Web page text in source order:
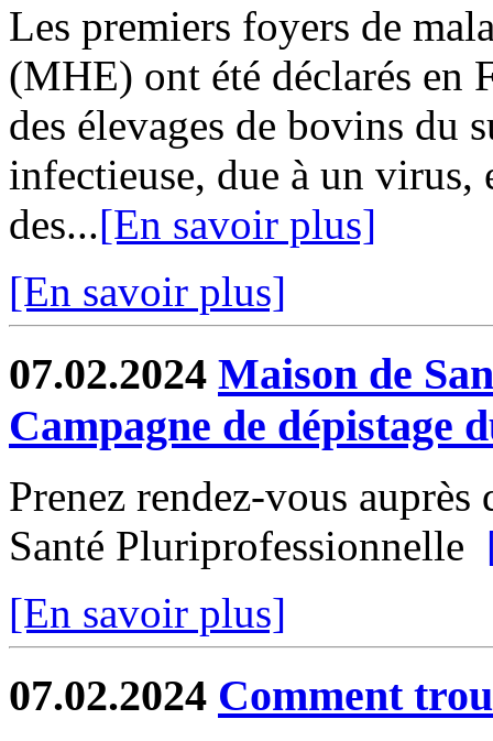
Les premiers foyers de
(MHE) ont été déclarés en
des élevages de bovins du
infectieuse, due à un virus,
des...[En savoir plus]
[En savoir plus]
07.02.2024 Maison de
Campagne de dépistage
Prenez rendez-vous
Santé Pluriprofessionnelle
[En savoir plus]
07.02.2024 Comment